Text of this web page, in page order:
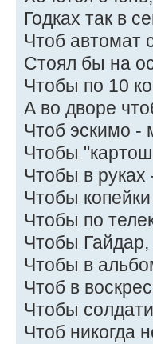
Годках так в
Чтоб автомат
Стоял бы на
Чтобы по 10
А во дворе
Чтоб эскимо -
Чтобы
Чтобы в
Чтобы
Чтобы по
Чтобы Гайдар,
Чтобы в
Чтоб в
Чтобы
Чтоб никогда